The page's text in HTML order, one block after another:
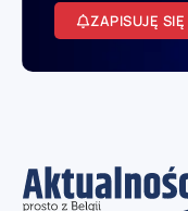
ZAPISUJĘ SIĘ